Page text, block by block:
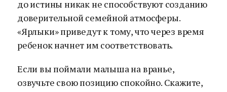
до истины никак не способствуют созданию
доверительной семейной атмосферы.
«Ярлыки» приведут к тому, что через время
ребенок начнет им соответствовать.
Если вы поймали малыша на вранье,
озвучьте свою позицию спокойно. Скажите,